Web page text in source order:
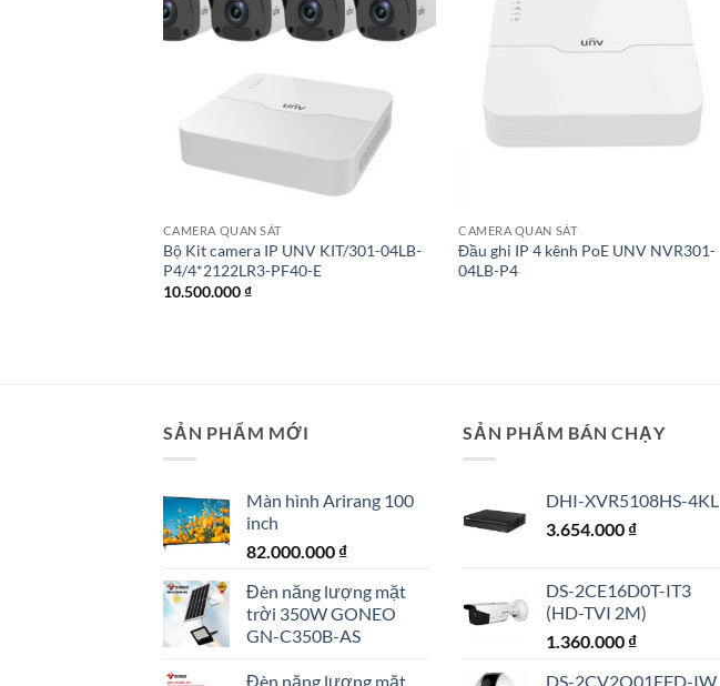
CAMERA QUAN SÁT
Bộ Kit camera IP UNV KIT/301-04LB-
P4/4*2122LR3-PF40-E
10.500.000₫
CAMERA QUAN SÁT
Đầu ghi IP 4 kênh PoE UNV NVR301-
04LB-P4
SẢN PHẨM MỚI
Màn hình Arirang 100
inch
82.000.000 ₫
Đèn năng lượng mặt
trời 350W GONEO
GN-C350B-AS
Đèn năng lượng mặt
SẢN PHẨM BÁN CHẠY
DHI-XVR5108HS-4KL
3.654.000 ₫
DS-2CE16D0T-IT3
(HD-TVI 2M)
1.360.000 ₫
DS-2CV2Q01EFD-IW